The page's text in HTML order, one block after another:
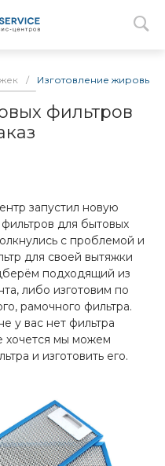
/ Изготовление жировых
фильтров
запустил новую
для бытовых
с проблемой и
для своей вытяжки
подходящий из
либо изготовим по
рамочного фильтра.
у вас нет фильтра
хочется мы можем
и изготовить его.